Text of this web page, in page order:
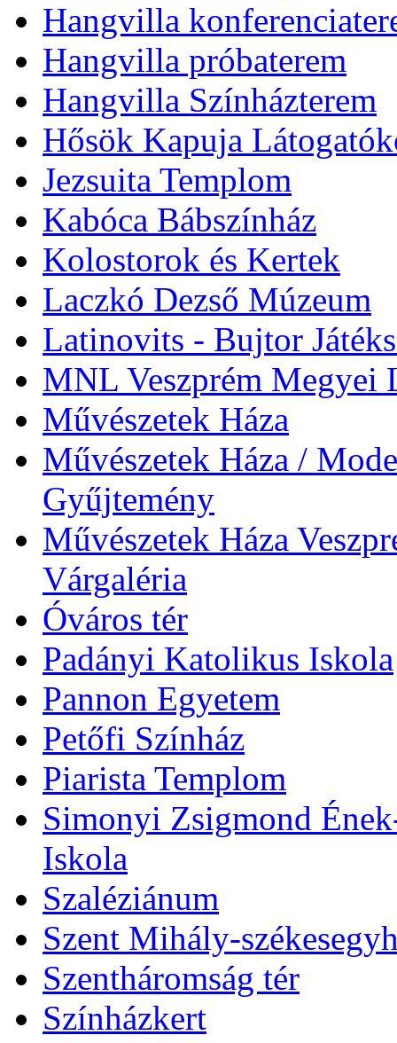
Hangvilla
Hangvilla próbaterem
Hangvilla Színházterem
Hősök Kapuja
Jezsuita Templom
Kabóca Bábszínház
Kolostorok és Kertek
Laczkó Dezső Múzeum
Latinovits - Bujtor
MNL Veszprém Megyei
Művészetek Háza
Művészetek Háza /
Gyűjtemény
Művészetek Háza
Várgaléria
Óváros tér
Padányi Katolikus Iskola
Pannon Egyetem
Petőfi Színház
Piarista Templom
Simonyi Zsigmond
Iskola
Szaléziánum
Szent Mihály-
Szentháromság tér
Színházkert